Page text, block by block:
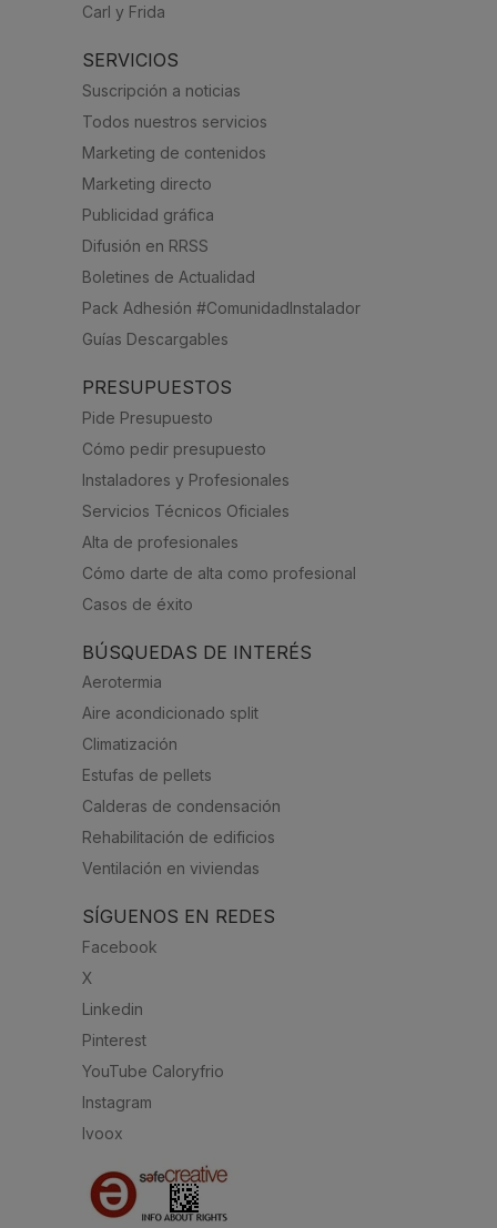
Carl y Frida
SERVICIOS
Suscripción a noticias
Todos nuestros servicios
Marketing de contenidos
Marketing directo
Publicidad gráfica
Difusión en RRSS
Boletines de Actualidad
Pack Adhesión #ComunidadInstalador
Guías Descargables
PRESUPUESTOS
Pide Presupuesto
Cómo pedir presupuesto
Instaladores y Profesionales
Servicios Técnicos Oficiales
Alta de profesionales
Cómo darte de alta como profesional
Casos de éxito
BÚSQUEDAS DE INTERÉS
Aerotermia
Aire acondicionado split
Climatización
Estufas de pellets
Calderas de condensación
Rehabilitación de edificios
Ventilación en viviendas
SÍGUENOS EN REDES
Facebook
X
Linkedin
Pinterest
YouTube Caloryfrio
Instagram
Ivoox